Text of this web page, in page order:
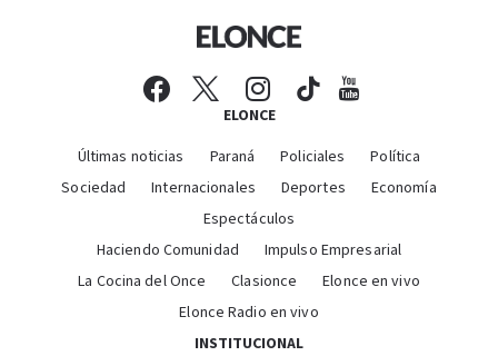
ELONCE
Últimas noticias Paraná Policiales
Política
Sociedad
Internacionales Deportes
Economía
Espectáculos
Haciendo Comunidad
Impulso Empresarial
La Cocina del Once
Clasionce
Elonce en vivo
Elonce Radio en vivo
INSTITUCIONAL